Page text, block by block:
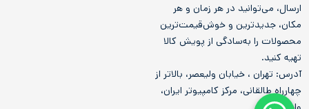
ارسال، می‌توانید در هر زمان و هر
مکان، جدیدترین و خوش‌قیمت‌ترین
محصولات را به‌سادگی از پویش کالا
تهیه کنید.
آدرس: تهران ، خیابان ولیعصر، بالاتر از
چهارراه طالقانی، مرکز کامپیوتر ایران،